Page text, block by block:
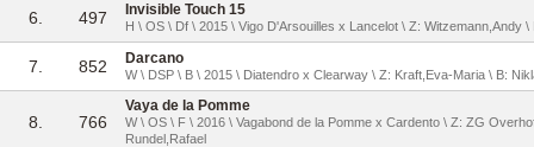
6. 497 Invisible Touch 15
H \ OS \ Df \ 2015 \ Vigo D'Arsouilles x Lancelot \ Z: Witzemann,Andy \
7. 852 Darcano
W \ DSP \ B \ 2015 \ Diatendro x Clearway \ Z: Kraft,Eva-Maria \ B:
8. 766
Vaya de la Pomme
W \ OS \ F \ 2016 \ Vagabond de la Pomme x Cardento \ Z: ZG
Rundel,Rafael